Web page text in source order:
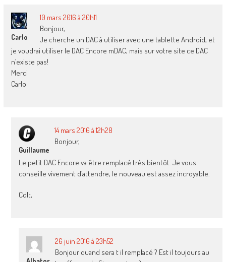
Carlo
10 mars 2016 à 20h11
Bonjour,
Je cherche un DAC à utiliser avec une tablette Android, et
je voudrai utiliser le DAC Encore mDAC, mais sur votre site ce DAC
n’existe pas!
Merci
Carlo
Guillaume
14 mars 2016 à 12h28
Bonjour,
Le petit DAC Encore va être remplacé très bientôt. Je vous
conseille vivement d’attendre, le nouveau est assez incroyable.
Cdlt,
26 juin 2016 à 23h52
Bonjour quand sera t il remplacé ? Est il toujours au